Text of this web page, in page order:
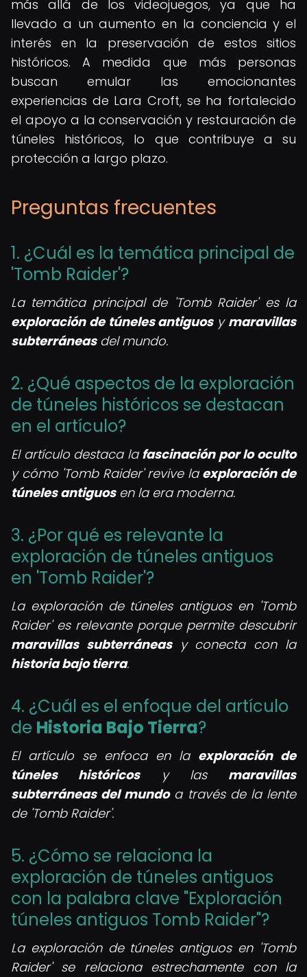
más allá de los videojuegos, ya que ha
llevado a un aumento en la conciencia y el
interés en la preservación de estos sitios
históricos. A medida que más personas
buscan emular las emocionantes
experiencias de Lara Croft, se ha fortalecido
el apoyo a la conservación y restauración de
túneles históricos, lo que contribuye a su
protección a largo plazo.
Preguntas frecuentes
1. ¿Cuál es la temática principal de
'Tomb Raider'?
La temática principal de 'Tomb Raider' es la
exploración de túneles antiguosy maravillas
subterráneasdel mundo.
2. ¿Qué aspectos de la exploración
de túneles históricos se destacan
en el artículo?
El artículo destaca la fascinación por lo oculto
y cómo 'Tomb Raider' revive la exploración de
túneles antiguosen la era moderna.
3. ¿Por qué es relevante la
exploración de túneles antiguos
en 'Tomb Raider'?
La exploración de túneles antiguos en 'Tomb
Raider' es relevante porque permite descubrir
maravillas subterráneasy conecta con la
historia bajo tierra.
4. ¿Cuál es el enfoque del artículo
de Historia Bajo Tierra?
El artículo se enfoca en la exploración de
túneles históricosy las maravillas
subterráneas del mundoa través de la lente
de 'Tomb Raider'.
5. ¿Cómo se relaciona la
exploración de túneles antiguos
con la palabra clave "Exploración
túneles antiguos Tomb Raider"?
La exploración de túneles antiguos en 'Tomb
Raider' se relaciona estrechamente con la